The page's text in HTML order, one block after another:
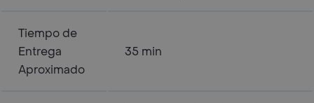
Tiempo de
Entrega
Aproximado
35 min